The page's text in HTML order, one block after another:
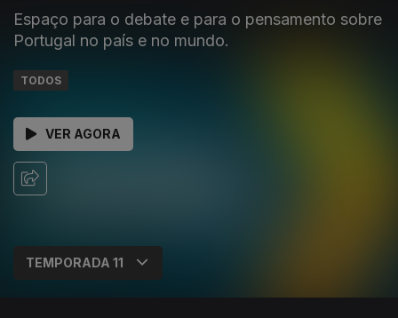
Espaço para o debate e para o pensamento sobre
Portugal no país e no mundo.
TODOS
VER AGORA